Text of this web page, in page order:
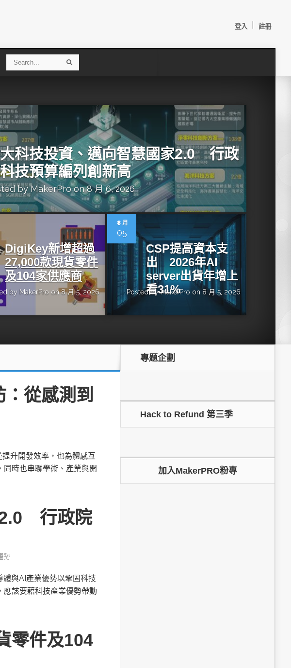
登入 註冊
】Intel攜手生態系夥伴分享Edge AI機器
實戰經驗
OpenVINO×ExecuTorch：解鎖英特爾架構AI PC模型
推論效能新境界
升級」Agentic AI方案比較：
、NVIDIA、AMD
開發板AI加速晶片觀察
a
科技投資、邁向智慧國家2.0 行政
技預算編列創新高
byMakerProon 8 月 6, 2026
DigiKey新增超過
27,000款現貨零件
及104家供應商
by MakerPro on 8 月 5, 2026
8 月
05
CSP提高資本支
出 2026年AI
server出貨年增上
看31%
Posted byMakerPro on 8 月 5, 2026
：從感測到
升開發效率，也為體感互
時也串聯學術、產業與開
2.0 行政院
勢
與AI產業優勢以鞏固科技
該要藉科技產業優勢帶動
零件及104
專題企劃
Hack to Refund 第三季
加入MakerPRO粉專